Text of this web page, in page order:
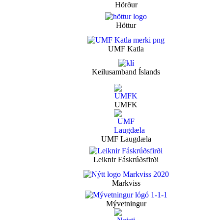
Hörður
Höttur
UMF Katla
Keilusamband Íslands
UMFK
UMF Laugdæla
Leiknir Fáskrúðsfirði
Markviss
Mývetningur